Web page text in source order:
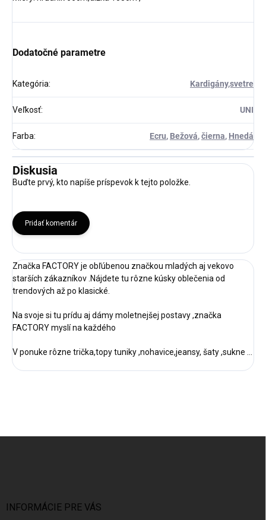
Dodatočné parametre
Kategória: Kardigány,svetre
Veľkosť: UNI
Farba: Ecru, Bežová,čierna, Hnedá
Diskusia
Buďte prvý, kto napíše príspevok k tejto položke.
Pridať komentár
Značka FACTORY je obľúbenou značkou mladých aj vekovo
starších zákazníkov .Nájdete tu rôzne kúsky oblečenia od
trendových až po klasické.
Na svoje si tu prídu aj dámy moletnejšej postavy ,značka
FACTORY myslí na každého
V ponuke rôzne trička,topy tuniky ,nohavice,jeansy, šaty ,sukne ...
INFORMÁCIE PRE VÁS